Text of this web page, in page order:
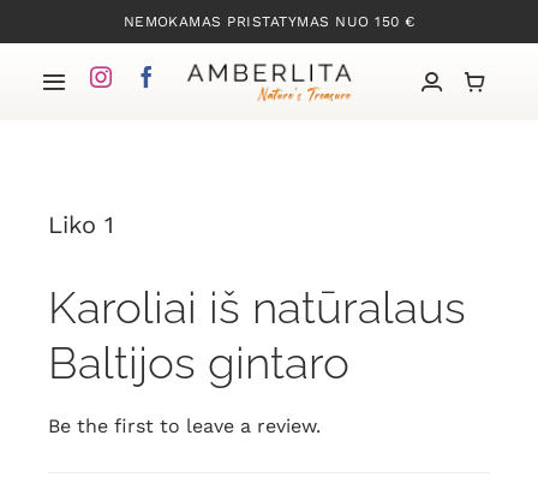
to
content
NEMOKAMAS PRISTATYMAS NUO 150 €
Toggle
Apie Gintarą
Mūsų istorija
Liko 1
Karoliai iš natūralaus
Baltijos gintaro
Be the first to leave a review.